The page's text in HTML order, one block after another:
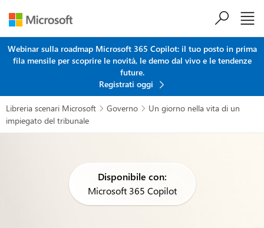
Webinar sulla roadmap Microsoft 365 Copilot: il tuo posto in prima
fila mensile per scoprire le novità, le demo dal vivo e le tendenze
future.
Registrati oggi
Libreria scenari Microsoft  Governo 
Un giorno nella vita di un
impiegato del tribunale
Disponibile con:
Microsoft 365 Copilot